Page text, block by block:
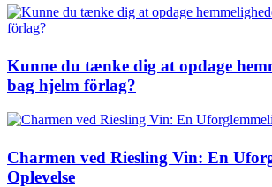
Kunne du tænke dig at opdage
bag hjelm förlag?
Charmen ved Riesling Vin: En
Oplevelse